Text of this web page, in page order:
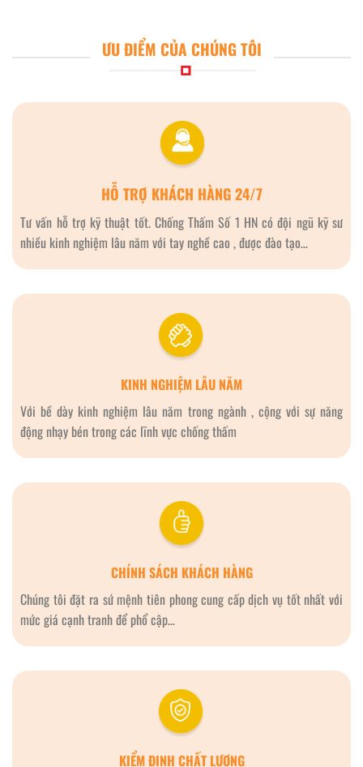
ƯU ĐIỂM CỦA CHÚNG TÔI
HỖ TRỢ KHÁCH HÀNG 24/7
Tư vấn hỗ trợ kỹ thuật tốt. Chống Thấm Số 1 HN có đội ngũ kỹ sư
nhiều kinh nghiệm lâu năm với tay nghề cao , được đào tạo…
KINH NGHIỆM LÂU NĂM
Với bề dày kinh nghiệm lâu năm trong ngành , cộng với sự năng
động nhạy bén trong các lĩnh vực chống thấm
CHÍNH SÁCH KHÁCH HÀNG
Chúng tôi đặt ra sứ mệnh tiên phong cung cấp dịch vụ tốt nhất với
mức giá cạnh tranh để phổ cập…
KIỂM ĐỊNH CHẤT LƯỢNG